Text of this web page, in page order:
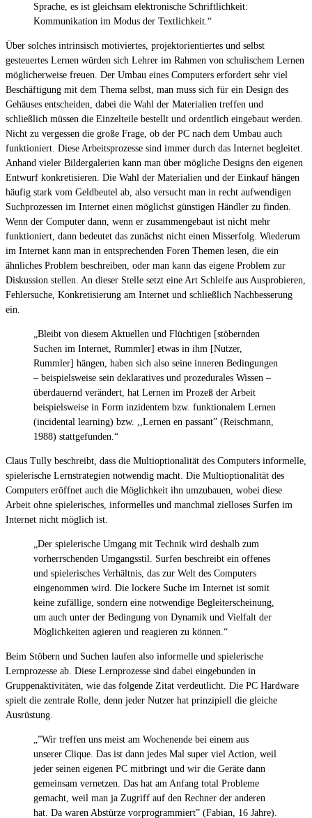
Sprache, es ist gleichsam elektronische Schriftlichkeit:
Kommunikation im Modus der Textlichkeit.“
Über solches intrinsisch motiviertes, projektorientiertes und selbst
gesteuertes Lernen würden sich Lehrer im Rahmen von schulischem Lernen
möglicherweise freuen. Der Umbau eines Computers erfordert sehr viel
Beschäftigung mit dem Thema selbst, man muss sich für ein Design des
Gehäuses entscheiden, dabei die Wahl der Materialien treffen und
schließlich müssen die Einzelteile bestellt und ordentlich eingebaut werden.
Nicht zu vergessen die große Frage, ob der PC nach dem Umbau auch
funktioniert. Diese Arbeitsprozesse sind immer durch das Internet begleitet.
Anhand vieler Bildergalerien kann man über mögliche Designs den eigenen
Entwurf konkretisieren. Die Wahl der Materialien und der Einkauf hängen
häufig stark vom Geldbeutel ab, also versucht man in recht aufwendigen
Suchprozessen im Internet einen möglichst günstigen Händler zu finden.
Wenn der Computer dann, wenn er zusammengebaut ist nicht mehr
funktioniert, dann bedeutet das zunächst nicht einen Misserfolg. Wiederum
im Internet kann man in entsprechenden Foren Themen lesen, die ein
ähnliches Problem beschreiben, oder man kann das eigene Problem zur
Diskussion stellen. An dieser Stelle setzt eine Art Schleife aus Ausprobieren,
Fehlersuche, Konkretisierung am Internet und schließlich Nachbesserung
ein.
„Bleibt von diesem Aktuellen und Flüchtigen [stöbernden
Suchen im Internet, Rummler] etwas in ihm [Nutzer,
Rummler] hängen, haben sich also seine inneren Bedingungen
– beispielsweise sein deklaratives und prozedurales Wissen –
überdauernd verändert, hat Lernen im Prozeß der Arbeit
beispielsweise in Form inzidentem bzw. funktionalem Lernen
(incidental learning) bzw. ,,Lernen en passant” (Reischmann,
1988) stattgefunden.“
Claus Tully beschreibt, dass die Multioptionalität des Computers informelle,
spielerische Lernstrategien notwendig macht. Die Multioptionalität des
Computers eröffnet auch die Möglichkeit ihn umzubauen, wobei diese
Arbeit ohne spielerisches, informelles und manchmal zielloses Surfen im
Internet nicht möglich ist.
„Der spielerische Umgang mit Technik wird deshalb zum
vorherrschenden Umgangsstil. Surfen beschreibt ein offenes
und spielerisches Verhältnis, das zur Welt des Computers
eingenommen wird. Die lockere Suche im Internet ist somit
keine zufällige, sondern eine notwendige Begleiterscheinung,
um auch unter der Bedingung von Dynamik und Vielfalt der
Möglichkeiten agieren und reagieren zu können.“
Beim Stöbern und Suchen laufen also informelle und spielerische
Lernprozesse ab. Diese Lernprozesse sind dabei eingebunden in
Gruppenaktivitäten, wie das folgende Zitat verdeutlicht. Die PC Hardware
spielt die zentrale Rolle, denn jeder Nutzer hat prinzipiell die gleiche
Ausrüstung.
„”Wir treffen uns meist am Wochenende bei einem aus
unserer Clique. Das ist dann jedes Mal super viel Action, weil
jeder seinen eigenen PC mitbringt und wir die Geräte dann
gemeinsam vernetzen. Das hat am Anfang total Probleme
gemacht, weil man ja Zugriff auf den Rechner der anderen
hat. Da waren Abstürze vorprogrammiert” (Fabian, 16 Jahre).